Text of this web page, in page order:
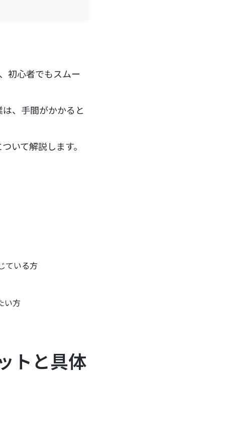
初心者でもスムー
、手間がかかると
いて解説します。
ている方
い方
トと具体